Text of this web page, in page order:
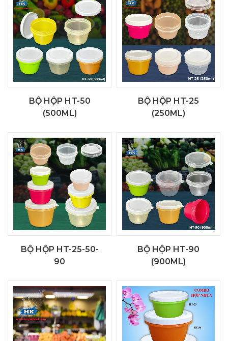
BỘ HỘP HT-50
(500ML)
BỘ HỘP HT-25
(250ML)
BỘ HỘP HT-25-50-
90
BỘ HỘP HT-90
(900ML)